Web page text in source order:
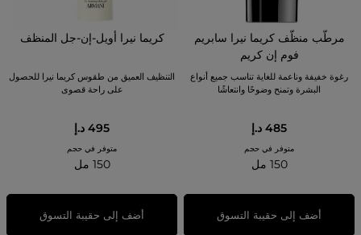
مرطّب منظّف كريما نيرا سابريم
فوم إن كريم
رغوة خفيفة وناعمة للغاية تناسب جميع أنواع
البشرة وتمنح وضوحًا وانتعاشًا
485 د.إ
متوفر في حجم
150 مل
أضف إلى حقيبة التسوق
كريما نيرا أويل-إن-جل المنظف
التنظيف العميق من طقوس كريما نيرا للحصول
على راحة قصوى
495 د.إ
متوفر في حجم
150 مل
أضف إلى حقيبة التسوق